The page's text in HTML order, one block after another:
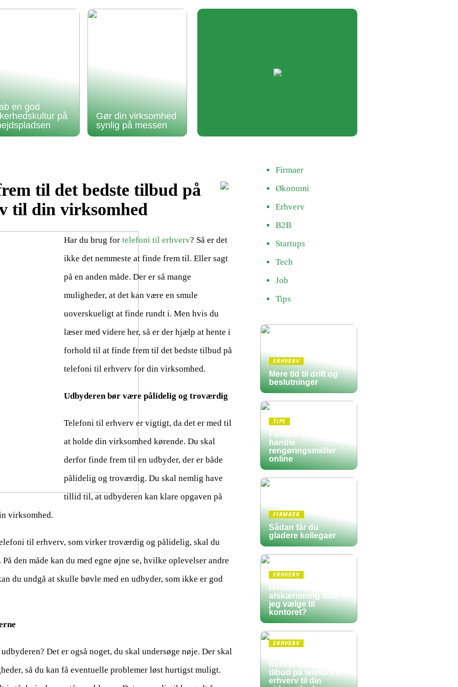
en god
på
Gør din virksomhed
synlig på messen
til det bedste tilbud på
til din virksomhed
Har du brug fortelefoni til erhverv? Så er det
ikke det nemmeste at finde frem til. Eller sagt
på en anden måde. Der er så mange
muligheder, at det kan være en smule
uoverskueligt at finde rundt i. Men hvis du
læser med videre her, så er der hjælp at hente i
forhold til at finde frem til det bedste tilbud på
telefoni til erhverv for din virksomhed.
Udbyderen bør være pålidelig og troværdig
Telefoni til erhverv er vigtigt, da det er med til
at holde din virksomhed kørende. Du skal
derfor finde frem til en udbyder, der er både
pålidelig og troværdig. Du skal nemlig have
tillid til, at udbyderen kan klare opgaven på
virksomhed.
til erhverv, som virker troværdig og pålidelig, skal du
den måde kan du med egne øjne se, hvilke oplevelser andre
du undgå at skulle bøvle med en udbyder, som ikke er god
Det er også noget, du skal undersøge nøje. Der skal
så du kan få eventuelle problemer løst hurtigst muligt.
Firmaer
Økonomi
Erhverv
B2B
Startups
Tech
Job
Tips
ERHVERV
Mere tid til drift og
beslutninger
TIPS
Fordele ved at
handle
rengøringsmidler
online
FIRMAER
Sådan får du
gladere kollegaer
ERHVERV
Hvilken form for
afskærmning skal
jeg vælge til
kontoret?
ERHVERV
frem til det bedste
tilbud på telefoni til
erhverv til din